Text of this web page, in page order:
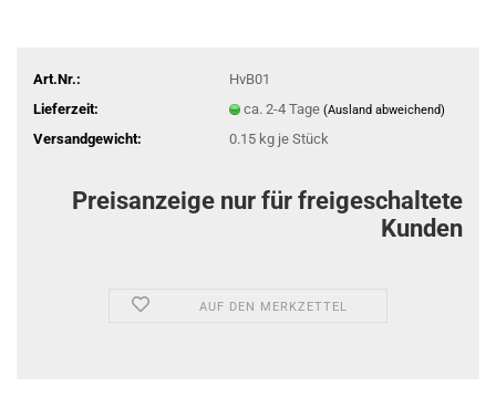
Art.Nr.:
HvB01
Lieferzeit:
ca. 2-4 Tage (Ausland abweichend)
Versandgewicht: 0.15kg je Stück
Preisanzeige nur für freigeschaltete
Kunden
AUF DEN MERKZETTEL